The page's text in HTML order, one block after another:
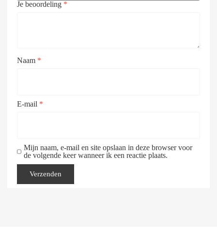
Je beoordeling *
Naam *
E-mail *
Mijn naam, e-mail en site opslaan in deze browser voor
de volgende keer wanneer ik een reactie plaats.